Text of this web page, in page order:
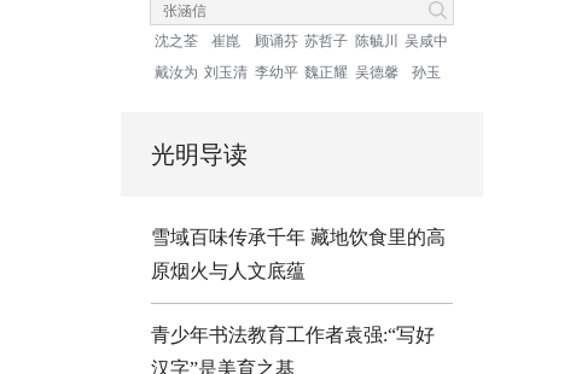
沈之荃 崔崑 顾诵芬 苏哲子 陈毓川
吴咸中
戴汝为 刘玉清 李幼平 魏正耀 吴德馨 孙玉
光明导读
雪域百味传承千年 藏地饮食里的高
原烟火与人文底蕴
青少年书法教育工作者袁强:“写好
汉字”是美育之基